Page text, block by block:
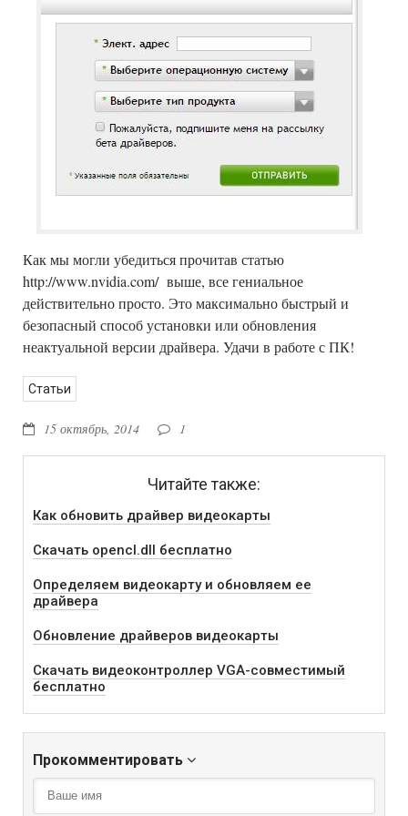
Как мы могли убедиться прочитав статью
http://www.nvidia.com/выше, все гениальное
действительно просто. Это максимально быстрый и
безопасный способ установки или обновления
неактуальной версии драйвера. Удачи в работе с ПК!
Статьи
15 октябрь, 2014 1
Читайте также:
Как обновить драйвер видеокарты
Скачать opencl.dll бесплатно
Определяем видеокарту и обновляем ее
драйвера
Обновление драйверов видеокарты
Скачать видеоконтроллер VGA-совместимый
бесплатно
Прокомментировать